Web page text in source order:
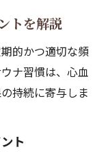
トを解説
的かつ適切な頻
ナ習慣は、心血
持続に寄与しま
ト